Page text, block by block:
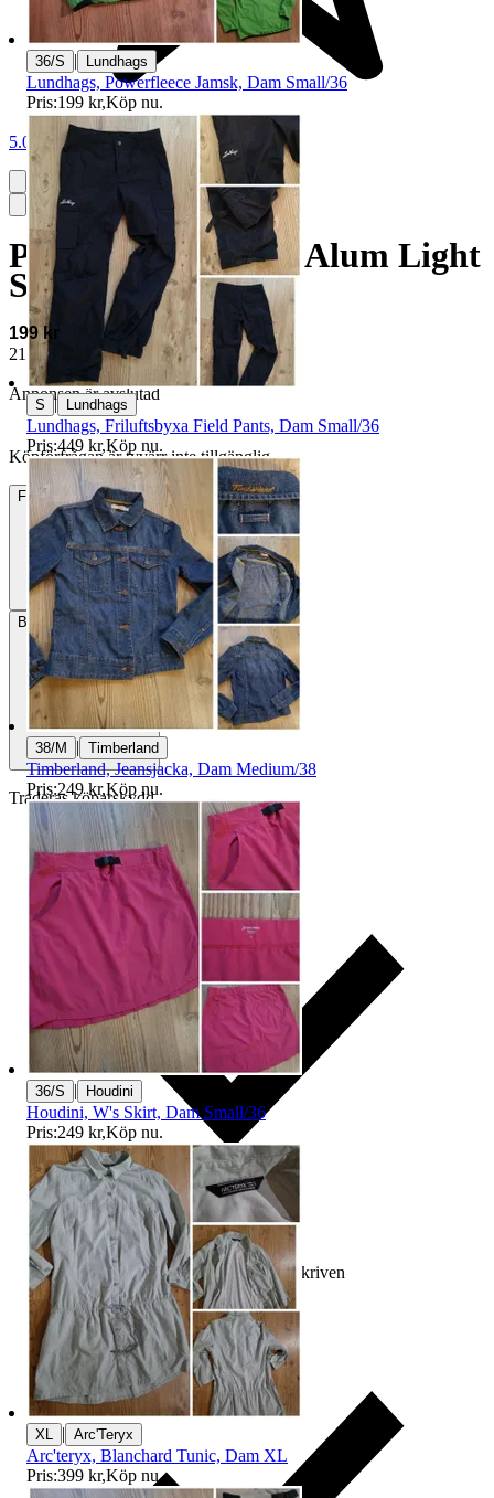
5.0
Peak Performance, Alum Light
Shorts, Herr XXL
199 kr
211 kr med köparskydd.
Läs mer
Annonsen är avslutad
Köpförfrågan är tyvärr inte tillgänglig.
Frakt 57 kr DSV
BetalningVia Tradera
Traderas köparskydd
Ersättning om varan inte är som beskriven
36/S | Lundhags
Lundhags, Powerfleece Jamsk, Dam Small/36
Pris:199 kr,Köp nu.
S | Lundhags
Lundhags, Friluftsbyxa Field Pants, Dam Small/36
Pris:449 kr,Köp nu.
38/M | Timberland
Timberland, Jeansjacka, Dam Medium/38
Pris:249 kr,Köp nu.
36/S | Houdini
Houdini, W's Skirt, Dam Small/36
Pris:249 kr,Köp nu.
XL | Arc'Teryx
Arc'teryx, Blanchard Tunic, Dam XL
Pris:399 kr,Köp nu.